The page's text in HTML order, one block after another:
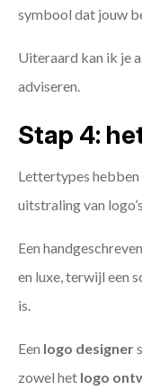
symbool dat jouw
Uiteraard kan ik je
adviseren.
Stap 4:
Lettertypes
uitstraling van
Een
en luxe, terwijl een
is.
Een logo designer
zowel het logo